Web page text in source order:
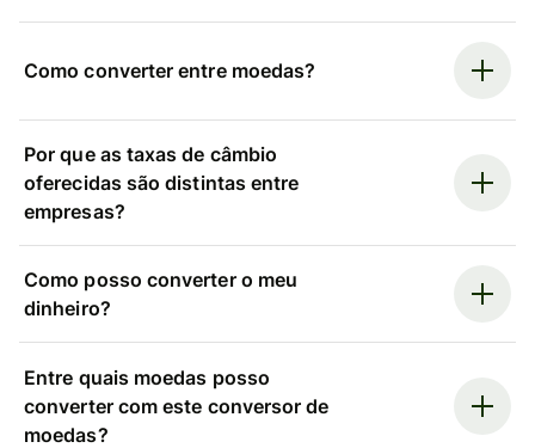
Como converter entre moedas?
Por que as taxas de câmbio
oferecidas são distintas entre
empresas?
Como posso converter o meu
dinheiro?
Entre quais moedas posso
converter com este conversor de
moedas?